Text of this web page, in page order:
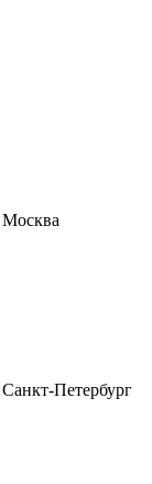
Москва
Санкт-Петербург